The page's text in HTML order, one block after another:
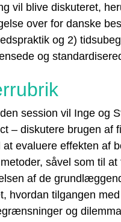
vil blive diskuteret,
over for danske
og 2)
og
session vil Inge og
– diskutere brugen af
at evaluere effekten af
såvel som til
af de
hvordan tilgangen
og